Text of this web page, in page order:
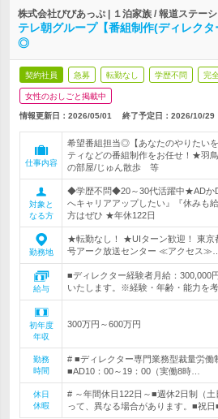
株式会社びびあっぷ | １泊家族 / 報道ステー
テレ朝グループ【番組制作(ディレク
◎
契約社員 急募 転勤なし 学歴不問 完
女性のおしごと掲載中
情報更新日：2026/05/01 終了予定日： 2026/10/29
仕事内容
希望番組担当◎【あなたのやりたい
ティなどの番組制作をお任せ！★羽
の部屋/じゅん散歩 等
対象と
なる方
◆学歴不問◆20～30代活躍中★ADか
へキャリアアップしたい』『休みも
方はぜひ ★年休122日
勤務地
★転勤なし！ ★UIターン歓迎！ 東京
号アーク放送センター ≪アクセス≫…
給与
■ディレクター経験者月給：300,000
いたします。※経験・年齢・能力を
初年度
年収
300万円～600万円
勤務
時間
# ■ディレクター専門業務型裁量労働
■AD10：00～19：00（実働8時…
休日
休暇
# ～年間休日122日～■週休2日制（
って、異なる場合があります。■祝日